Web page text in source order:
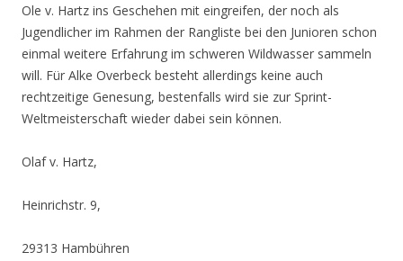
Ole v. Hartz ins Geschehen mit eingreifen, der noch als
Jugendlicher im Rahmen der Rangliste bei den Junioren schon
einmal weitere Erfahrung im schweren Wildwasser sammeln
will. Für Alke Overbeck besteht allerdings keine auch
rechtzeitige Genesung, bestenfalls wird sie zur Sprint-
Weltmeisterschaft wieder dabei sein können.
Olaf v. Hartz,
Heinrichstr. 9,
29313 Hambühren